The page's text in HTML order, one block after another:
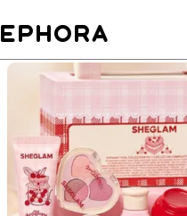
EPHORA